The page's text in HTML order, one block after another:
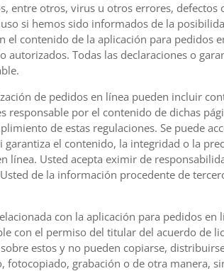
entre otros, virus u otros errores,
si hemos sido informados de la
contenido de la aplicación para pedidos
Todas las declaraciones o
de pedidos en línea pueden incluir
responsable por el contenido de dichas
de estas regulaciones. Se puede
el contenido, la integridad o la
línea. Usted acepta eximir de
de la información procedente de
con la aplicación para pedidos en
con el permiso del titular del acuerdo de
estos y no pueden copiarse,
grabación o de otra manera,